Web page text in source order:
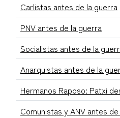
Carlistas antes de la guerra
PNV antes de la guerra
Socialistas antes de la
Anarquistas antes de la
Hermanos Raposo: Patxi
Comunistas y ANV antes